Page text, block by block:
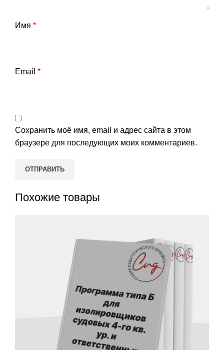
Имя *
Email *
Сохранить моё имя, email и адрес сайта в этом
браузере для последующих моих комментариев.
Похожие товары